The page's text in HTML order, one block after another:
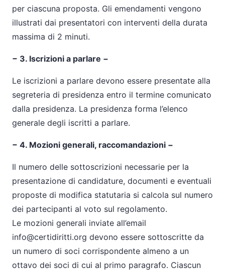
per ciascuna proposta. Gli emendamenti vengono
illustrati dai presentatori con interventi della durata
massima di 2 minuti.
− 3. Iscrizioni a parlare −
Le iscrizioni a parlare devono essere presentate alla
segreteria di presidenza entro il termine comunicato
dalla presidenza. La presidenza forma l’elenco
generale degli iscritti a parlare.
− 4. Mozioni generali, raccomandazioni −
Il numero delle sottoscrizioni necessarie per la
presentazione di candidature, documenti e eventuali
proposte di modifica statutaria si calcola sul numero
dei partecipanti al voto sul regolamento.
Le mozioni generali inviate all’email
info@certidiritti.org devono essere sottoscritte da
un numero di soci corrispondente almeno a un
ottavo dei soci di cui al primo paragrafo. Ciascun